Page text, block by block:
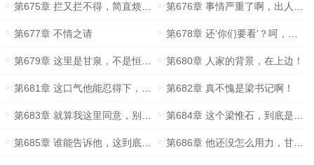
第675章 拦又拦不得，简直烦死了！ 第676章 事情严重了啊，出人命了啊！
第677章 不情之请 第678章 还‘你们要看’？呵，你们什么都别想看！
第679章 这里是甘泉，不是恒阳！ 第680章 人家的背景，在上边！
第681章 这口气他能忍得下，梁惟石能忍得下吗？ 第682章 真不愧是梁书记啊！
第683章 就算我这里同意，别人也未必答应！ 第684章 这个梁惟石，到底是何方神圣？
第685章 谁能告诉他，这到底是什么情况？ 第686章 他还没怎么用力，甘泉市自己就怂了